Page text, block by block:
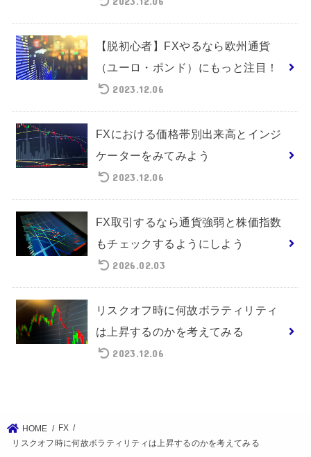
【脱初心者】FXやるなら欧州通貨
（ユーロ・ポンド）にもっと注目！
2023.12.06
FXにおける価格帯別出来高とインジ
ケーターをみてみよう
2023.12.06
FX取引するなら通貨強弱と株価指数
もチェックするようにしよう
2026.02.03
リスクオフ時に何故ボラティリティ
は上昇するのかを考えてみる
2023.12.06
HOME
FX
リスクオフ時に何故ボラティリティは上昇するのかを考えてみる